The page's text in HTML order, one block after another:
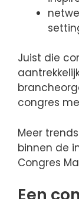
Juist die
congres
Meer
binnen de
Congres